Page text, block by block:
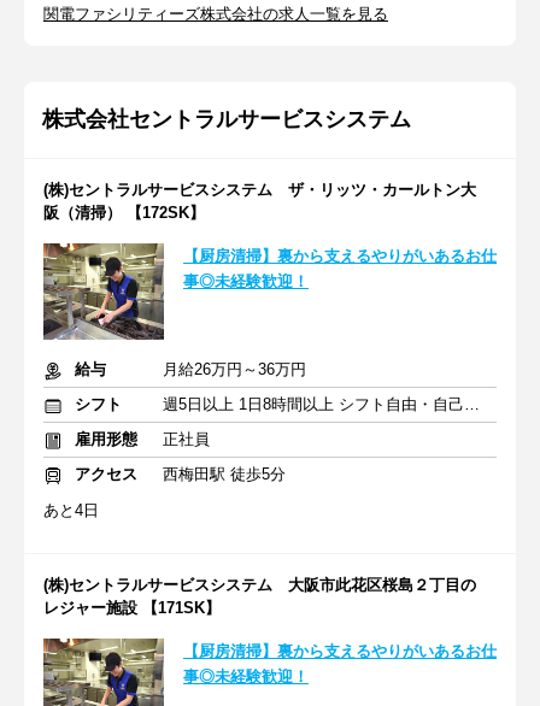
関電ファシリティーズ株式会社の求人一覧を見る
株式会社セントラルサービスシステム
(株)セントラルサービスシステム ザ・リッツ・カールトン大
阪（清掃） 【172SK】
【厨房清掃】裏から支えるやりがいあるお仕
事◎未経験歓迎！
給与
月給26万円～36万円
シフト
週5日以上 1日8時間以上 シフト自由・自己申告
雇用形態
正社員
アクセス
西梅田駅 徒歩5分
あと4日
(株)セントラルサービスシステム 大阪市此花区桜島２丁目の
レジャー施設 【171SK】
【厨房清掃】裏から支えるやりがいあるお仕
事◎未経験歓迎！